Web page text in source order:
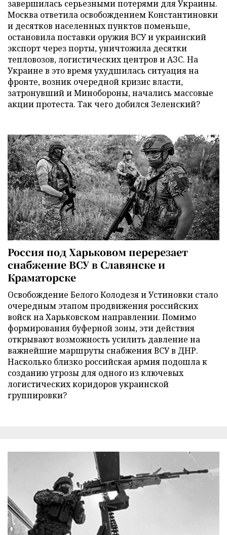
завершилась серьезными потерями для Украины.
Москва ответила освобождением Константиновки
и десятков населенных пунктов поменьше,
остановила поставки оружия ВСУ и украинский
экспорт через порты, уничтожила десятки
тепловозов, логистических центров и АЗС. На
Украине в это время ухудшилась ситуация на
фронте, возник очередной кризис власти,
затронувший и Минобороны, начались массовые
акции протеста. Так чего добился Зеленский?
Россия под Харьковом перерезает
снабжение ВСУ в Славянске и
Краматорске
Освобождение Белого Колодезя и Устиновки стало
очередным этапом продвижения российских
войск на Харьковском направлении. Помимо
формирования буферной зоны, эти действия
открывают возможность усилить давление на
важнейшие маршруты снабжения ВСУ в ДНР.
Насколько близко российская армия подошла к
созданию угрозы для одного из ключевых
логистических коридоров украинской
группировки?